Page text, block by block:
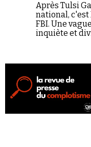
Après Tulsi
national, c'est
FBI. Une
inquiète et
dans la